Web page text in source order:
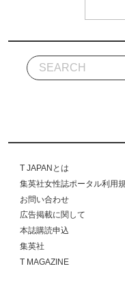
T JAPANとは
集英社女性誌ポータル利用
お問い合わせ
広告掲載に関して
本誌購読申込
集英社
T MAGAZINE